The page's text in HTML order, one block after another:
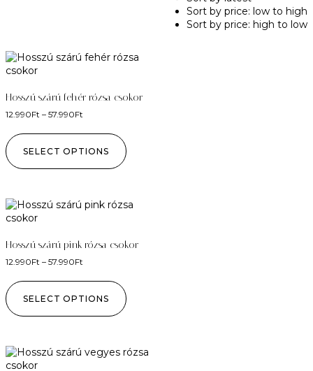
Sort by price: low to high
Sort by price: high to low
Hosszú szárú fehér rózsa csokor
12.990Ft – 57.990Ft
SELECT OPTIONS
Hosszú szárú pink rózsa csokor
12.990Ft – 57.990Ft
SELECT OPTIONS